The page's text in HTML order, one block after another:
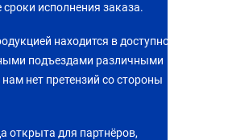
исполнения заказа.
находится в доступном
подъездами различными
нет претензий со стороны
открыта для партнёров,